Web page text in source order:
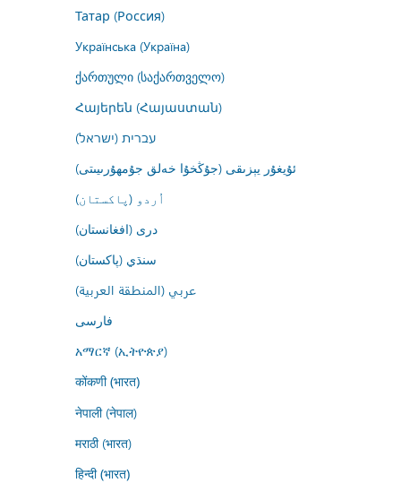
Татар (Россия)
Українська (Україна)
ქართული (საქართველო)
Հայերեն (Հայաստան)
עברית (ישראל)
ئۇيغۇر يېزىقى (جۇڭخۇا خەلق جۇمھۇرىيىتى)
اُردو (پاکستان)
درى (افغانستان)
سنڌي (پاکستان)
عربي (المنطقة العربية)
فارسى
አማርኛ (ኢትዮጵያ)
कोंकणी (भारत)
नेपाली (नेपाल)
मराठी (भारत)
हिन्दी (भारत)